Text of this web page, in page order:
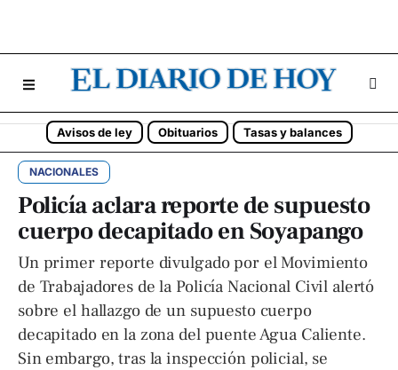
Avisos de ley Obituarios Tasas y balances
NACIONALES
Policía aclara reporte de supuesto
cuerpo decapitado en Soyapango
Un primer reporte divulgado por el Movimiento
de Trabajadores de la Policía Nacional Civil alertó
sobre el hallazgo de un supuesto cuerpo
decapitado en la zona del puente Agua Caliente.
Sin embargo, tras la inspección policial, se